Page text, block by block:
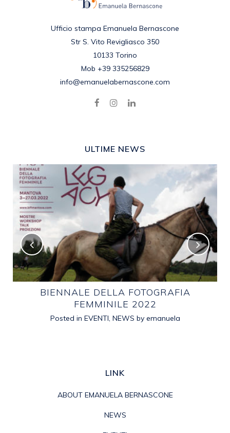
Ufficio stampa Emanuela Bernascone
Str S. Vito Revigliasco 350
10133 Torino
Mob +39 335256829
info@emanuelabernascone.com
ULTIME NEWS
BIENNALE DELLA FOTOGRAFIA
FEMMINILE 2022
Posted in EVENTI, NEWS by emanuela
LINK
ABOUT EMANUELA BERNASCONE
NEWS